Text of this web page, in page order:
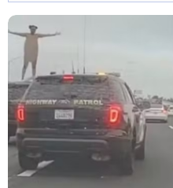
Motoristas na Califórnia
uma mulher nua no teto
polícia tentou parar o
trânsito. A motorista,
acusada de evasão
e agressão a um policial.
indignação subindo no
Enriquez foi presa e
de trânsito. As faixas
com alta ocupação para